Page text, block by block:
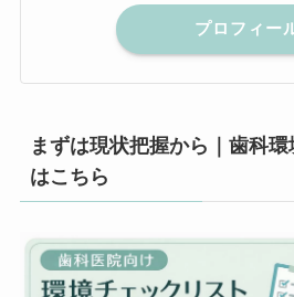
プロフィー
まずは現状把握から｜歯科
はこちら